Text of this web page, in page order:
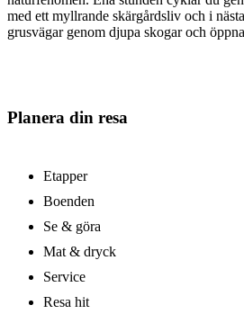
med ett myllrande skärgårdsliv och i
grusvägar genom djupa skogar och
Planera din resa
Etapper
Boenden
Se & göra
Mat & dryck
Service
Resa hit